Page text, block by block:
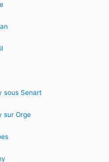
sous Senart
sur Orge